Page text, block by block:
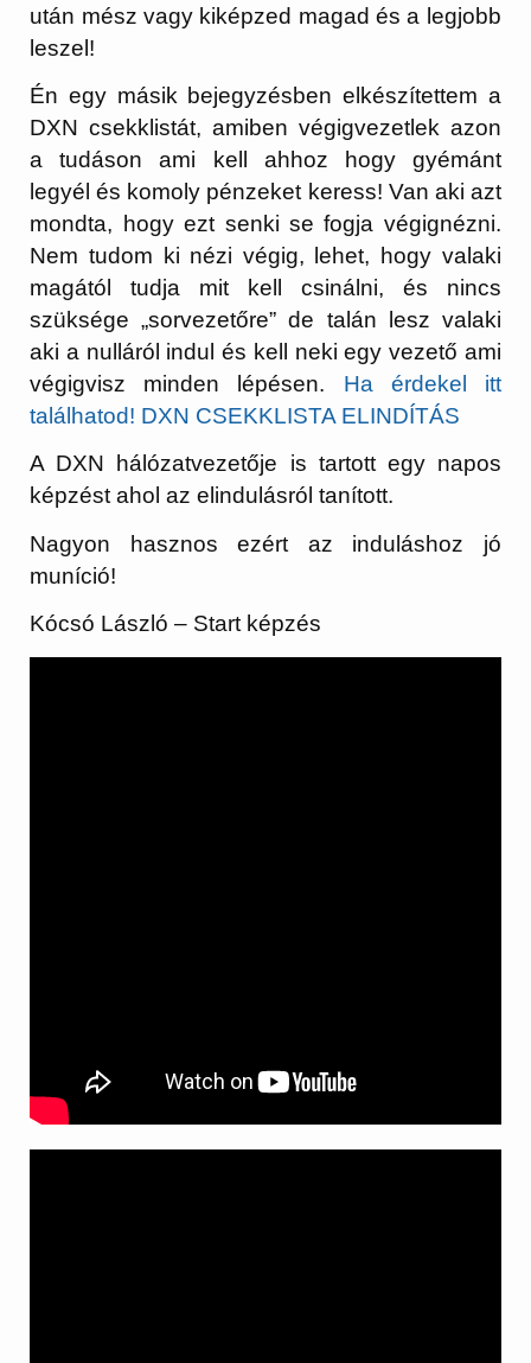
után mész vagy kiképzed magad és a legjobb
leszel!
Én egy másik bejegyzésben elkészítettem a
DXN csekklistát, amiben végigvezetlek azon
a tudáson ami kell ahhoz hogy gyémánt
legyél és komoly pénzeket keress! Van aki azt
mondta, hogy ezt senki se fogja végignézni.
Nem tudom ki nézi végig, lehet, hogy valaki
magától tudja mit kell csinálni, és nincs
szüksége „sorvezetőre” de talán lesz valaki
aki a nulláról indul és kell neki egy vezető ami
végigvisz minden lépésen. Ha érdekel itt
találhatod! DXN CSEKKLISTA ELINDÍTÁS
A DXN hálózatvezetője is tartott egy napos
képzést ahol az elindulásról tanított.
Nagyon hasznos ezért az induláshoz jó
muníció!
Kócsó László – Start képzés